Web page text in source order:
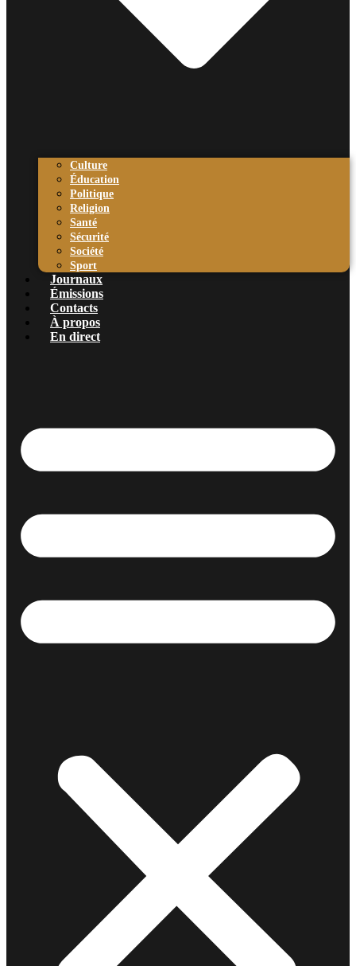
Culture
Éducation
Politique
Religion
Santé
Sécurité
Société
Sport
Journaux
Émissions
Contacts
À propos
En direct